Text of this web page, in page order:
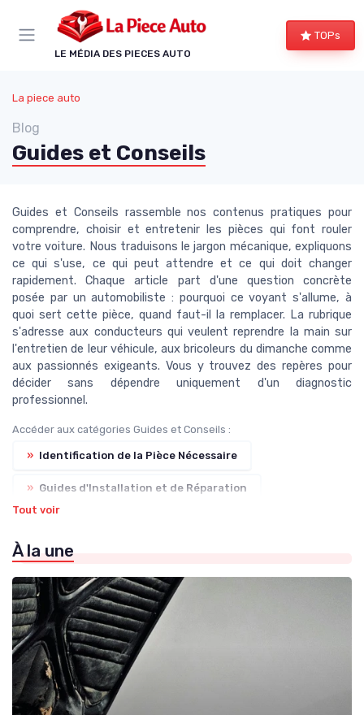
LE MÉDIA DES PIECES AUTO
TOPs
La piece auto
Blog
Guides et Conseils
Guides et Conseils rassemble nos contenus pratiques pour
comprendre, choisir et entretenir les pièces qui font rouler
votre voiture. Nous traduisons le jargon mécanique, expliquons
ce qui s'use, ce qui peut attendre et ce qui doit changer
rapidement. Chaque article part d'une question concrète
posée par un automobiliste : pourquoi ce voyant s'allume, à
quoi sert cette pièce, quand faut-il la remplacer. La rubrique
s'adresse aux conducteurs qui veulent reprendre la main sur
l'entretien de leur véhicule, aux bricoleurs du dimanche comme
aux passionnés exigeants. Vous y trouvez des repères pour
décider sans dépendre uniquement d'un diagnostic
professionnel.
Accéder aux catégories Guides et Conseils :
» Identification de la Pièce Nécessaire
» Guides d'Installation et de Réparation
» Compatibilité des Pièces
» Prévention et Diagnostic des Pannes
Tout voir
À la une
Panneau de gestion des cookies